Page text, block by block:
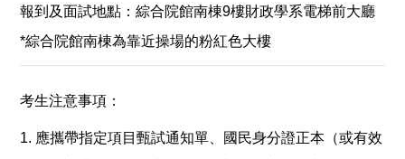
報到及面試地點：綜合院館南棟9樓財政學系電梯前大廳
*綜合院館南棟為靠近操場的粉紅色大樓
考生注意事項：
1. 應攜帶指定項目甄試通知單、國民身分證正本（或有效